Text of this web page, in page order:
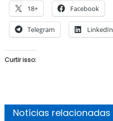
18+ Facebook
Telegram LinkedIn
Curtir isso:
Notícias relacionadas